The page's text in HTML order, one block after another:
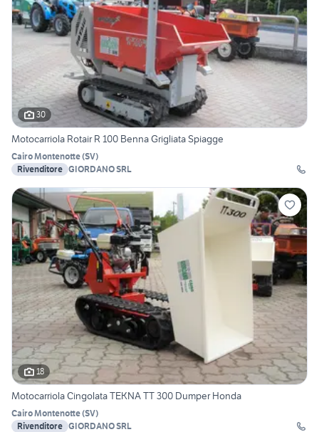
30
Motocarriola Rotair R 100 Benna Grigliata Spiagge
Cairo Montenotte(SV)
Rivenditore GIORDANO SRL
18
Motocarriola Cingolata TEKNA TT 300 Dumper Honda
Cairo Montenotte(SV)
Rivenditore GIORDANO SRL